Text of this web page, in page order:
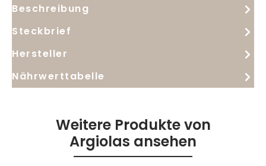
Beschreibung
Steckbrief
Hersteller
Nährwerttabelle
Weitere Produkte von
Argiolas ansehen